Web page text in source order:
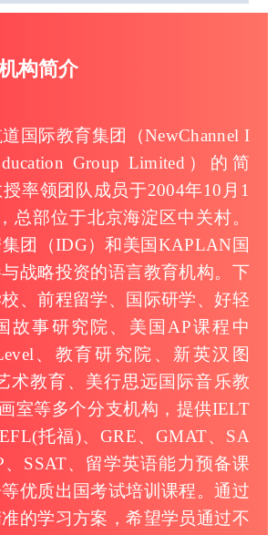
构简介
国际教育集团（NewChannel I
Group Limited）的简
率领团队成员于2004年10月1
总部位于北京海淀区中关村。
团（IDG）和美国KAPLAN国
战略投资的语言教育机构。下
、前程留学、国际研学、好轻
故事研究院、美国AP课程中
、教育研究院、新英汉图
术教育、美行思远国际音乐教
室等多个分支机构，提供IELT
托福)、GRE、GMAT、SA
SSAT、留学英语能力预备课
优质出国考试培训课程。通过
的学习方案，希望学员通过不